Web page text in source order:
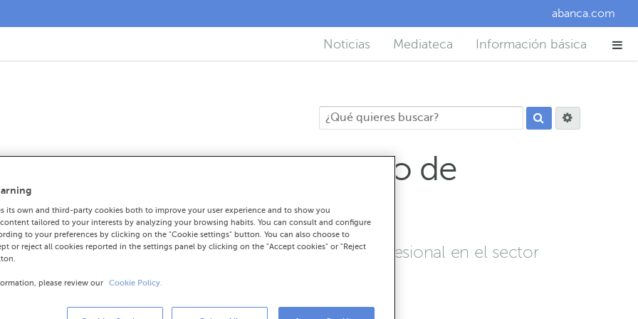
abanca.com
Noticias Mediateca Información básica
se incorpora al consejo de
ABANCA cuenta con una amplia trayectoria profesional en el sector
its own and third-party cookies both to improve your user experience and to show you
tailored to your interests by analyzing your browsing habits. You can consult and configure
to your preferences by clicking on the "Cookie settings" button. You can also choose to
or reject all cookies reported in the settings panel by clicking on the "Accept cookies" or "Reject
please review our Cookie Policy.